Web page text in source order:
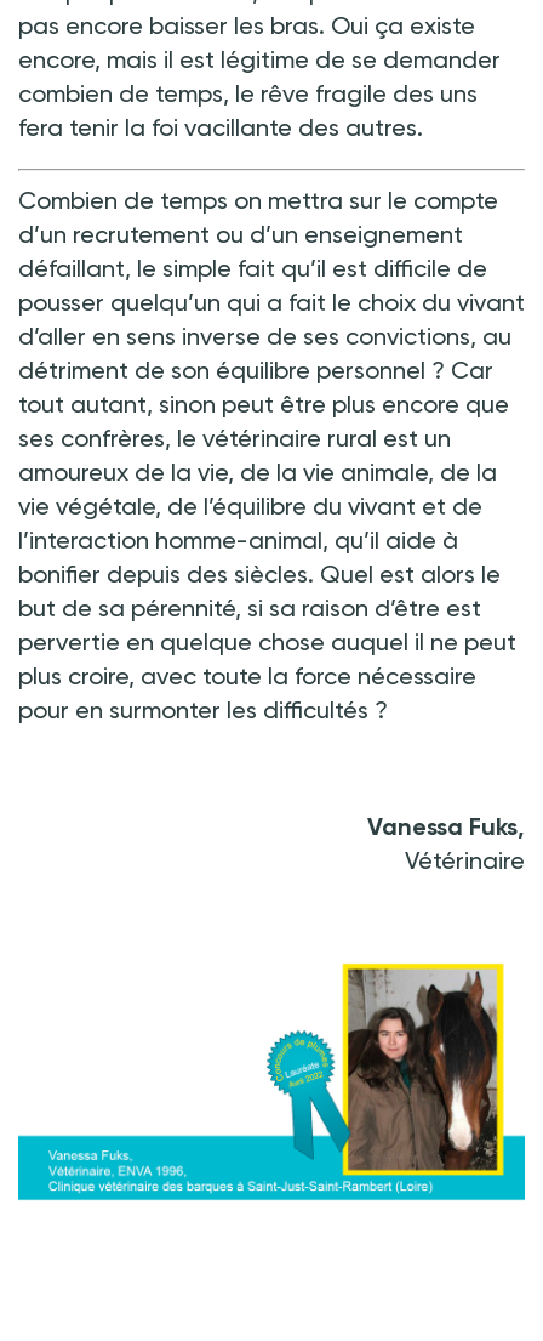
pas encore baisser les bras. Oui ça existe
encore, mais il est légitime de se demander
combien de temps, le rêve fragile des uns
fera tenir la foi vacillante des autres.
Combien de temps on mettra sur le compte
d’un recrutement ou d’un enseignement
défaillant, le simple fait qu’il est difficile de
pousser quelqu’un qui a fait le choix du vivant
d’aller en sens inverse de ses convictions, au
détriment de son équilibre personnel ? Car
tout autant, sinon peut être plus encore que
ses confrères, le vétérinaire rural est un
amoureux de la vie, de la vie animale, de la
vie végétale, de l’équilibre du vivant et de
l’interaction homme-animal, qu’il aide à
bonifier depuis des siècles. Quel est alors le
but de sa pérennité, si sa raison d’être est
pervertie en quelque chose auquel il ne peut
plus croire, avec toute la force nécessaire
pour en surmonter les difficultés ?
Vanessa Fuks,
Vétérinaire